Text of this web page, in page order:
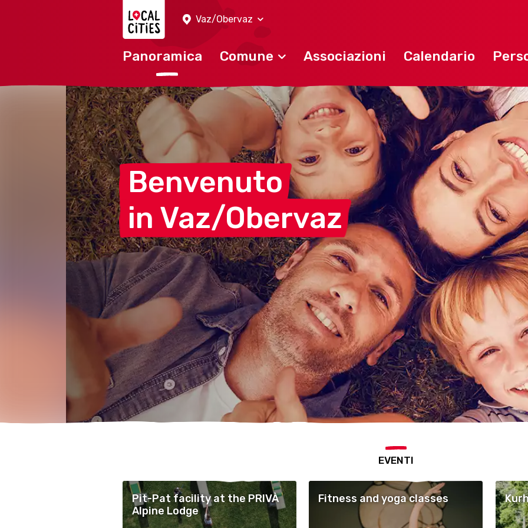
Vaz/Obervaz
Panoramica Comune Associazioni Calendario
Benvenuto
in Vaz/Obervaz
EVENTI
Pit-Pat facility at the PRIVÀ
Alpine Lodge
Fitness and yoga classes